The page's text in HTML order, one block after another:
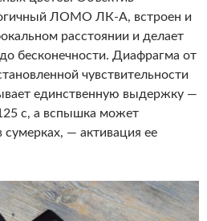
ЛОМО ЛК-А, встроен и
расстоянии и делает
бесконечности. Диафрагма от
чувствительности
единственную выдержку —
c, а вспышка может
сумерках, — активация ее